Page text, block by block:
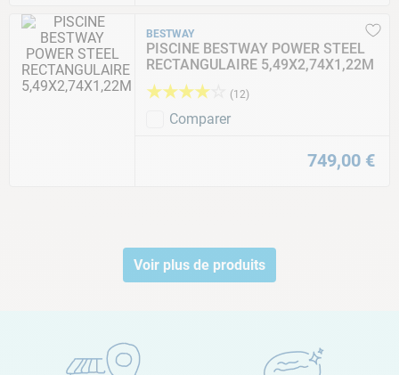
BESTWAY
PISCINE BESTWAY POWER STEEL
RECTANGULAIRE 5,49X2,74X1,22M
★★★★ (12)
Comparer
749,00 €
Voir plus de produits